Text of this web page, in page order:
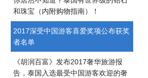
和珠宝（内附购物指南）！
2017深受中国游客喜爱奖项公布获奖
者名单
《胡润百富》发布2017奢华旅游报
告，泰国入选最受中国游客欢迎的奢